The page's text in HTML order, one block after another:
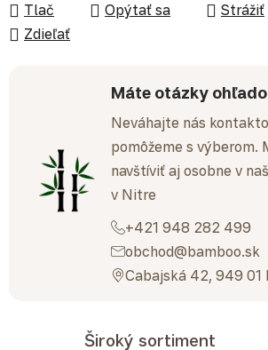
Tlač Opýtať sa
Strážiť
Zdieľať
Máte otázky
Neváhajte nás
pomôžeme s výberom.
navštíviť aj osobne v
v Nitre
+421 948 282 499
obchod@bamboo.sk
Cabajská 42, 949 01
Široký sortiment